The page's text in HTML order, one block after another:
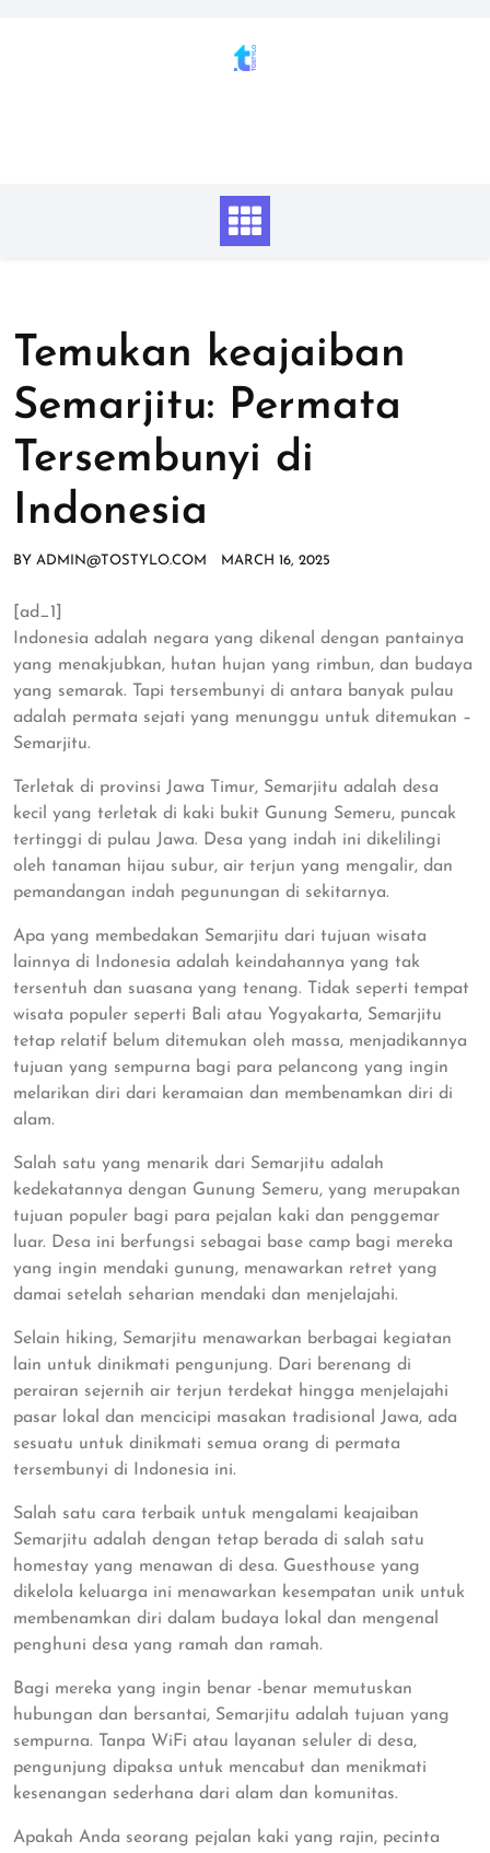
Temukan keajaiban
Semarjitu: Permata
Tersembunyi di
Indonesia
BY ADMIN@TOSTYLO.COM MARCH 16, 2025
[ad_1]
Indonesia adalah negara yang dikenal dengan pantainya
yang menakjubkan, hutan hujan yang rimbun, dan budaya
yang semarak. Tapi tersembunyi di antara banyak pulau
adalah permata sejati yang menunggu untuk ditemukan –
Semarjitu.
Terletak di provinsi Jawa Timur, Semarjitu adalah desa
kecil yang terletak di kaki bukit Gunung Semeru, puncak
tertinggi di pulau Jawa. Desa yang indah ini dikelilingi
oleh tanaman hijau subur, air terjun yang mengalir, dan
pemandangan indah pegunungan di sekitarnya.
Apa yang membedakan Semarjitu dari tujuan wisata
lainnya di Indonesia adalah keindahannya yang tak
tersentuh dan suasana yang tenang. Tidak seperti tempat
wisata populer seperti Bali atau Yogyakarta, Semarjitu
tetap relatif belum ditemukan oleh massa, menjadikannya
tujuan yang sempurna bagi para pelancong yang ingin
melarikan diri dari keramaian dan membenamkan diri di
alam.
Salah satu yang menarik dari Semarjitu adalah
kedekatannya dengan Gunung Semeru, yang merupakan
tujuan populer bagi para pejalan kaki dan penggemar
luar. Desa ini berfungsi sebagai base camp bagi mereka
yang ingin mendaki gunung, menawarkan retret yang
damai setelah seharian mendaki dan menjelajahi.
Selain hiking, Semarjitu menawarkan berbagai kegiatan
lain untuk dinikmati pengunjung. Dari berenang di
perairan sejernih air terjun terdekat hingga menjelajahi
pasar lokal dan mencicipi masakan tradisional Jawa, ada
sesuatu untuk dinikmati semua orang di permata
tersembunyi di Indonesia ini.
Salah satu cara terbaik untuk mengalami keajaiban
Semarjitu adalah dengan tetap berada di salah satu
homestay yang menawan di desa. Guesthouse yang
dikelola keluarga ini menawarkan kesempatan unik untuk
membenamkan diri dalam budaya lokal dan mengenal
penghuni desa yang ramah dan ramah.
Bagi mereka yang ingin benar -benar memutuskan
hubungan dan bersantai, Semarjitu adalah tujuan yang
sempurna. Tanpa WiFi atau layanan seluler di desa,
pengunjung dipaksa untuk mencabut dan menikmati
kesenangan sederhana dari alam dan komunitas.
Apakah Anda seorang pejalan kaki yang rajin, pecinta